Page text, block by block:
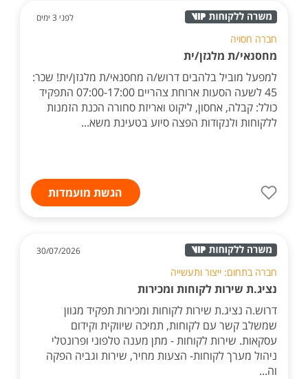
לפני 3 ימים
חברה חסויה
מחסנאי/ת מלגזן/ית
למפעל מוביל בלהבים דרוש/ה מחסנאי/ת מלגזן/ית! שכר:
45 לשעה הסעות ארוחת צהריים 07:00-17:00 התפקיד
כולל: קבלה, אחסון, ליקוט ואריזת סחורה הכנת הזמנות
ללקוחות ולנקודות הפצה סיוע בטעינת משא...
הגשת מועמדות
30/07/2026
חברה בתחום: ייצור ותעשייה
נציג.ת שירות לקוחות ומכירות
דרוש.ה נציג.ת שירות לקוחות ומכירות תפקיד מגוון
שמשלב קשר עם לקוחות, תמיכה שיווקית וקידום
עסקאות. שירות לקוחות - מתן מענה טלפוני ופרונטלי
ניהול מערך לקוחות- הצעות מחיר, שירות וגביה הפקה
וה...